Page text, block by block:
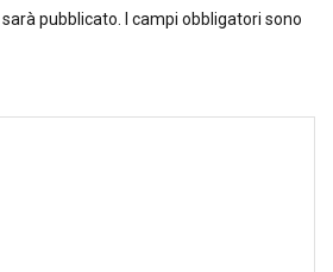
sarà pubblicato.
I campi obbligatori sono